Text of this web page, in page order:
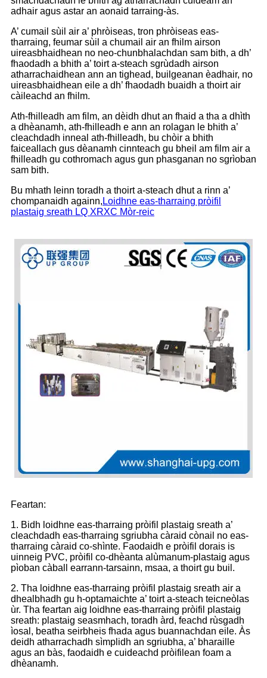
adhair agus astar an aonaid tarraing-às.
A’ cumail sùil air a’ phròiseas, tron ​​phròiseas eas-
tharraing, feumar sùil a chumail air an fhilm airson
uireasbhaidhean no neo-chunbhalachdan sam bith, a dh’
fhaodadh a bhith a’ toirt a-steach sgrùdadh airson
atharrachaidhean ann an tighead, builgeanan èadhair, no
uireasbhaidhean eile a dh’ fhaodadh buaidh a thoirt air
càileachd an fhilm.
Ath-fhilleadh am film, an dèidh dhut an fhaid a tha a dhìth
a dhèanamh, ath-fhilleadh e ann an rolagan le bhith a’
cleachdadh inneal ath-fhilleadh, bu chòir a bhith
faiceallach gus dèanamh cinnteach gu bheil am film air a
fhilleadh gu cothromach agus gun phasganan no sgrìoban
sam bith.
Bu mhath leinn toradh a thoirt a-steach dhut a rinn a’
chompanaidh againn, Loidhne eas-tharraing pròifil
plastaig sreath LQ XRXC Mòr-reic
Feartan:
1. Bidh loidhne eas-tharraing pròifil plastaig sreath a’
cleachdadh eas-tharraing sgriubha càraid cònail no eas-
tharraing càraid co-shìnte. Faodaidh e pròifil dorais is
uinneig PVC, pròifil co-dhèanta alùmanum-plastaig agus
pìoban càball earrann-tarsainn, msaa, a thoirt gu buil.
2. Tha loidhne eas-tharraing pròifil plastaig sreath air a
dhealbhadh gu h-optamaichte a’ toirt a-steach teicneòlas
ùr. Tha feartan aig loidhne eas-tharraing pròifil plastaig
sreath: plastaig seasmhach, toradh àrd, feachd rùsgadh
ìosal, beatha seirbheis fhada agus buannachdan eile. Às
deidh atharrachadh sìmplidh an sgriubha, a’ bharaille
agus an bàs, faodaidh e cuideachd pròifilean foam a
dhèanamh.